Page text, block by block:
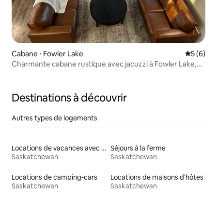
Cabane ⋅ Fowler Lake
5 (6)
Charmante cabane rustique avec jacuzzi à Fowler Lake,
Destinations à découvrir
Autres types de logements
Locations de vacances avec piscine
Saskatchewan
Séjours à la ferme
Saskatchewan
Locations de camping-cars
Saskatchewan
Locations de maisons d'hôtes
Saskatchewan